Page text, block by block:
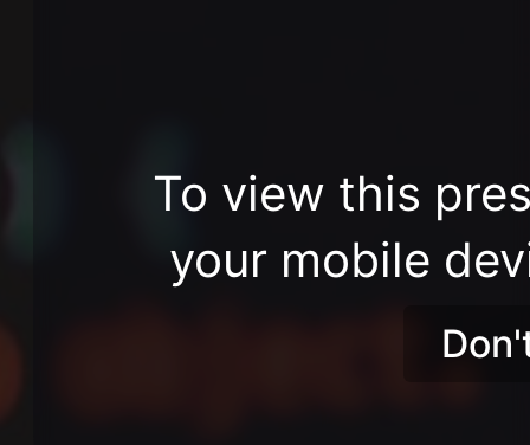
To view this
your mobile